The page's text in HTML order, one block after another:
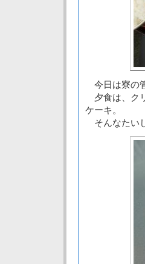
今日は寮の
夕食は、ク
ケーキ。
そんなたい